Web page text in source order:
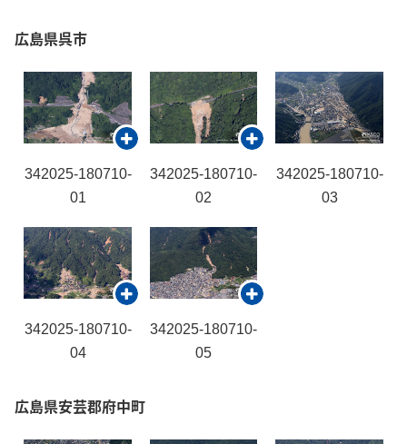
広島県呉市
342025-180710-
01
342025-180710-
02
342025-180710-
03
342025-180710-
04
342025-180710-
05
広島県安芸郡府中町